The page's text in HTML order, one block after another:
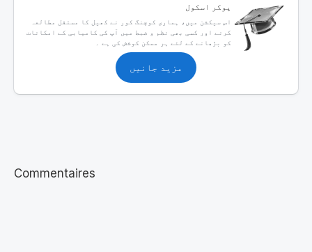
پوکر اسکول
اس سیکشن میں، ہماری کوچنگ کور نے کھیل کا مستقل مطالعہ
کرنے اور کسی بھی نظم و ضبط میں آپ کی کامیابی کے امکانات
کو بڑھانے کے لئے ہر ممکن کوشش کی ہے ۔
مزید جانیں
Commentaires